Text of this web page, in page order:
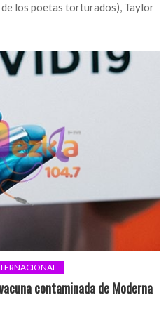
los poetas torturados), Taylor
contaminada de Moderna